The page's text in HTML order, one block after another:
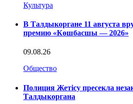
Культура
В Талдыкоргане 11 августа
премию «Көшбасшы — 2026»
09.08.26
Общество
Полиция Жетісу пресекла
Талдыкоргана